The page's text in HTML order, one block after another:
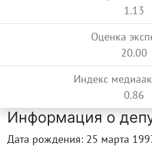
1.13
Оценка
20.00
Индекс
0.86
Информация о
Дата рождения: 25 марта